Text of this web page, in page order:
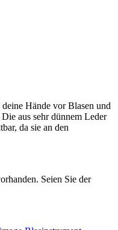
Hände vor Blasen und
aus sehr dünnem Leder
da sie an den
Seien Sie der